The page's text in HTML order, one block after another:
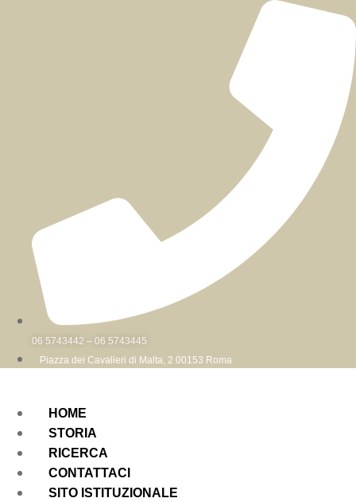
06 5743442 – 06 5743445
Piazza dei Cavalieri di Malta, 2 00153 Roma
HOME
STORIA
RICERCA
CONTATTACI
SITO ISTITUZIONALE